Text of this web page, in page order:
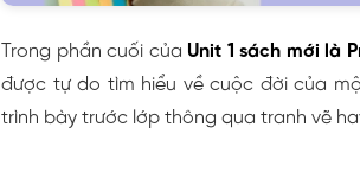
Trong phần cuối của Unit 1 sách mới là
được tự do tìm hiểu về cuộc đời của
trình bày trước lớp thông qua tranh vẽ